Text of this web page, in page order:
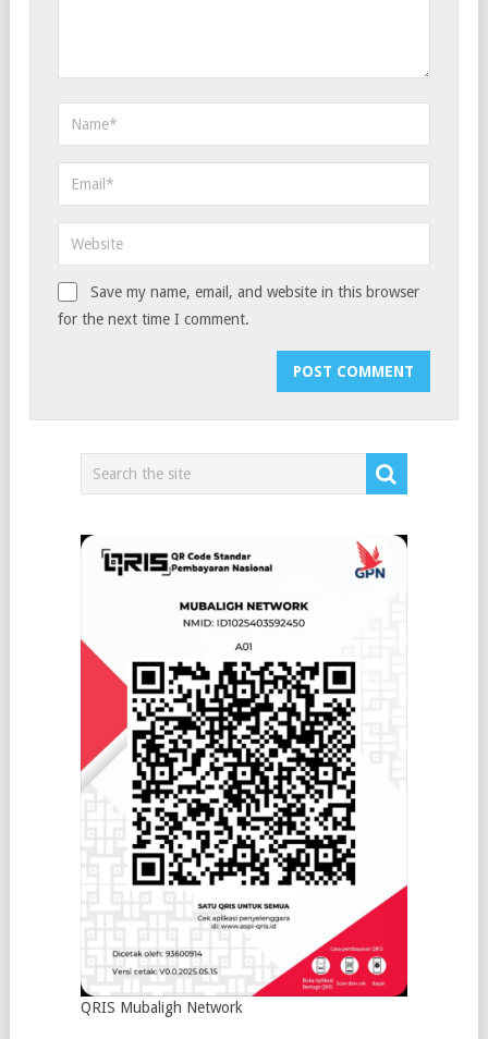
Save my name, email, and website in this browser
for the next time I comment.
QRIS Mubaligh Network